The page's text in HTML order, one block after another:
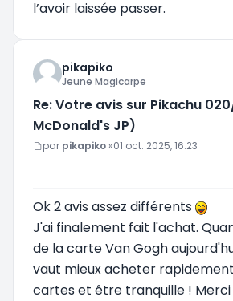
l’avoir laissée passer.
pikapiko
Jeune Magicarpe
Re: Votre avis sur Pikachu
McDonald's JP)
Message
par pikapiko »01 oct. 2025, 16:23
Ok 2 avis assez différents
J'ai finalement fait l'achat.
de la carte Van Gogh
vaut mieux acheter
cartes et être tranquille ! Merci